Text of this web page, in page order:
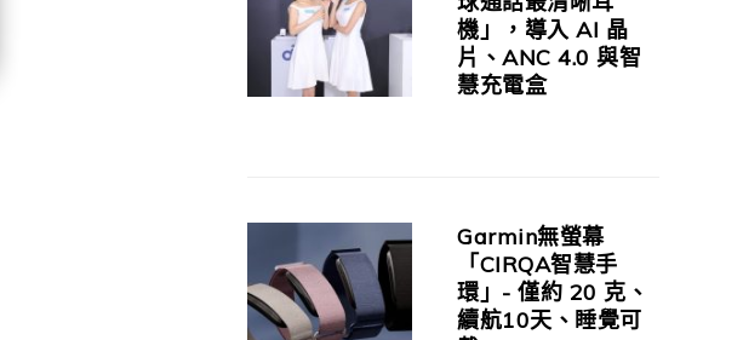
機」，導入 AI 晶
片、ANC 4.0 與智
慧充電盒
Garmin無螢幕
「CIRQA智慧手
環」- 僅約 20 克、
續航10天、睡覺可